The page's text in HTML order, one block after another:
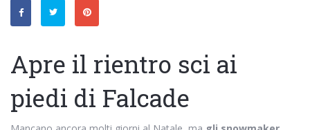
Apre il rientro sci ai
piedi di Falcade